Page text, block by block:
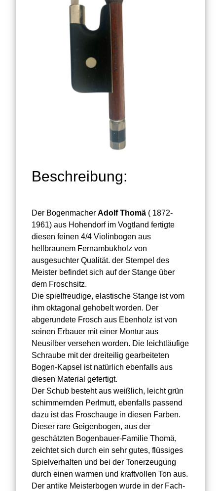
Beschreibung:
Der Bogenmacher Adolf Thomä ( 1872-
1961) aus Hohendorf im Vogtland fertigte
diesen feinen 4/4 Violinbogen aus
hellbraunem Fernambukholz von
ausgesuchter Qualität. der Stempel des
Meister befindet sich auf der Stange über
dem Froschsitz.
Die spielfreudige, elastische Stange ist vom
ihm oktagonal gehobelt worden. Der
abgerundete Frosch aus Ebenholz ist von
seinen Erbauer mit einer Montur aus
Neusilber versehen worden. Die leichtläufige
Schraube mit der dreiteilig gearbeiteten
Bogen-Kapsel ist natürlich ebenfalls aus
diesen Material gefertigt.
Der Schub besteht aus weißlich, leicht grün
schimmernden Perlmutt, ebenfalls passend
dazu ist das Froschauge in diesen Farben.
Dieser rare Geigenbogen, aus der
geschätzten Bogenbauer-Familie Thomä,
zeichtet sich durch ein sehr gutes, flüssiges
Spielverhalten und bei der Tonerzeugung
durch einen warmen und kraftvollen Ton aus.
Der antike Meisterbogen wurde in der Fach-